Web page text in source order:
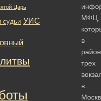
МФЦ,
в
трех
в
Царь
судьи УИС